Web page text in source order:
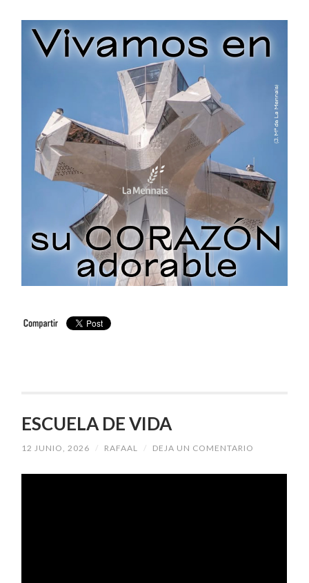
ESCUELA DE VIDA
12 JUNIO, 2026 / RAFAAL / DEJA UN COMENTARIO